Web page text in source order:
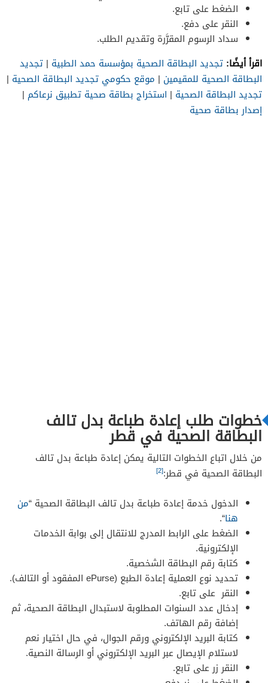
الضغط على تابع.
النقر على دفع.
سداد الرسوم المقرَّرة وتقديم الطلب.
اقرأ أيضًا: تجديد البطاقة الصحية بمؤسسة حمد الطبية | تجديد
البطاقة الصحية للمقيمين | موقع حكومي تجديد البطاقة الصحية |
تجديد البطاقة الصحية | استخراج بطاقة صحية تطبيق نرعاكم |
إصدار بطاقة صحية
خطوات طلب إعادة طباعة بدل تالف
البطاقة الصحية في قطر
من خلال اتباع الخطوات التالية يمكن إعادة طباعة بدل تالف
البطاقة الصحية في قطر:[2]
الدخول خدمة إعادة طباعة بدل تالف البطاقة الصحية “من
هنا“.
الضغط على الرابط المدرج للانتقال إلى بوابة الخدمات
الإلكترونية.
كتابة رقم البطاقة الشخصية.
تحديد نوع العملية إعادة الطبع (ePurse المفقود أو التالف).
النقر على تابع.
إدخال عدد السنوات المطلوبة لاستبدال البطاقة الصحية، ثم
إضافة رقم الهاتف.
كتابة البريد الإلكتروني ورقم الجوال، في حال اختيار نعم
لاستلام الإيصال عبر البريد الإلكتروني أو الرسالة النصية.
النقر زر على تابع.